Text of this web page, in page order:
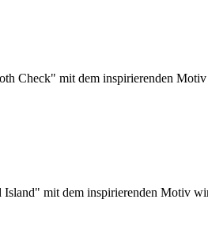
Check" mit dem inspirierenden
Island" mit dem inspirierenden Motiv